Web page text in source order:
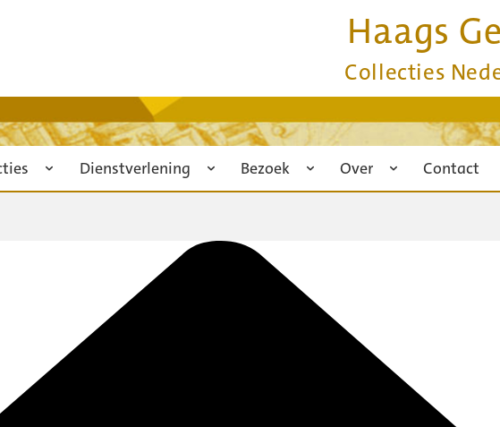
Haags
Collecties
Dienstverlening Bezoek Over Contact